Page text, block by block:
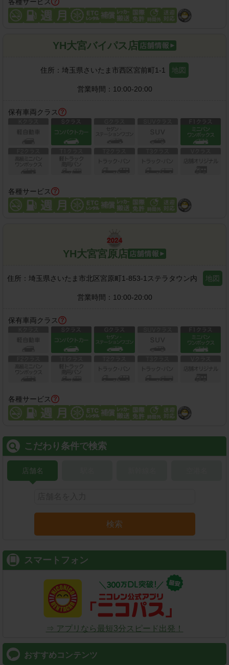
YH大宮バイパス店
住所： 埼玉県さいたま市西区宮前町1-1 地図
営業時間： 10:00-20:00
保有車両クラス
各種サービス
YH大宮宮原店
住所： 埼玉県さいたま市北区宮原町1-853-1ステラタウン内 地図
営業時間： 10:00-20:00
保有車両クラス
各種サービス
こだわり条件で検索
店舗名
検索
スマートフォン
⇒ アプリなら最短3分スピード出発！
おすすめコンテンツ